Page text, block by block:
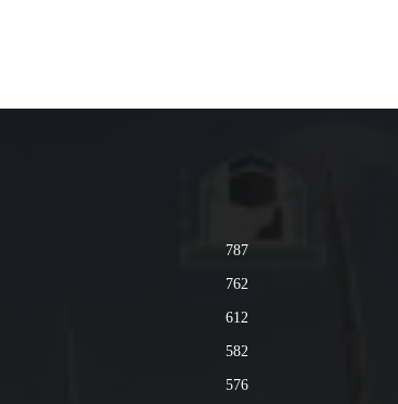
787
762
612
582
576